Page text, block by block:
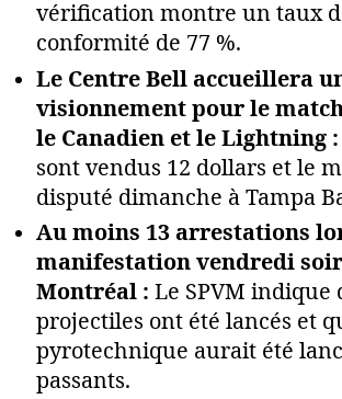
vérification montre un taux
conformité de 77 %.
Le Centre Bell accueillera
visionnement pour le
le Canadien et le Lightning :
sont vendus 12 dollars et le
disputé dimanche à Tampa
Au moins 13 arrestations
manifestation vendredi
Montréal : Le SPVM indique
projectiles ont été lancés et
pyrotechnique aurait été
passants.